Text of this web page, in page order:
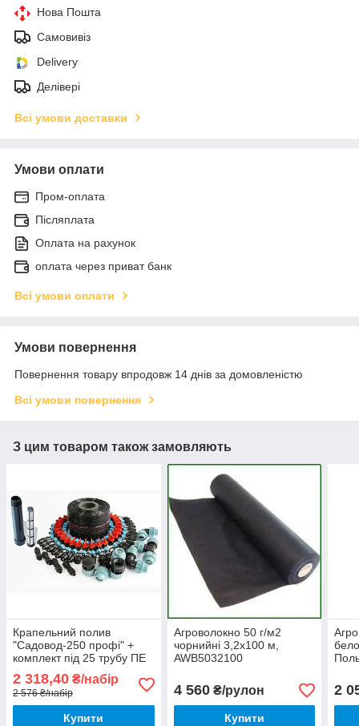
Нова Пошта
Самовивіз
Delivery
Делівері
Всі умови доставки
Умови оплати
Пром-оплата
Післяплата
Оплата на рахунок
оплата через приват банк
Всі умови оплати
Умови повернення
Повернення товару впродовж 14 днів за домовленістю
Всі умови повернення
З цим товаром також замовляють
Крапельний полив
"Садовод-250 профі" +
комплект під 25 трубу ПЕ
2 318,40 ₴/набір
2 576 ₴/набір
Купити
Агроволокно 50 г/м2
чорнийні 3,2х100 м,
AWB5032100
4 560₴/рулон
Купити
2